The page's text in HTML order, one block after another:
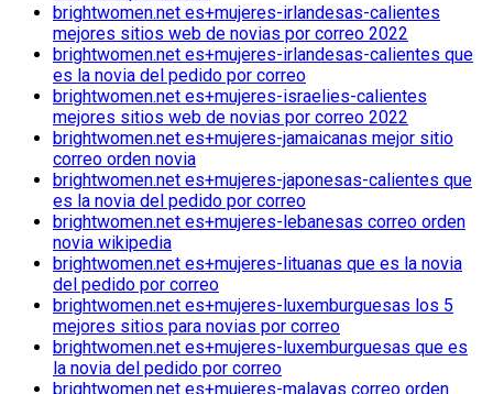
brightwomen.net es+mujeres-irlandesas-calientes
mejores sitios web de novias por correo 2022
brightwomen.net es+mujeres-irlandesas-calientes que
es la novia del pedido por correo
brightwomen.net es+mujeres-israelies-calientes
mejores sitios web de novias por correo 2022
brightwomen.net es+mujeres-jamaicanas mejor sitio
correo orden novia
brightwomen.net es+mujeres-japonesas-calientes que
es la novia del pedido por correo
brightwomen.net es+mujeres-lebanesas correo orden
novia wikipedia
brightwomen.net es+mujeres-lituanas que es la novia
del pedido por correo
brightwomen.net es+mujeres-luxemburguesas los 5
mejores sitios para novias por correo
brightwomen.net es+mujeres-luxemburguesas que es
la novia del pedido por correo
brightwomen.net es+mujeres-malayas correo orden